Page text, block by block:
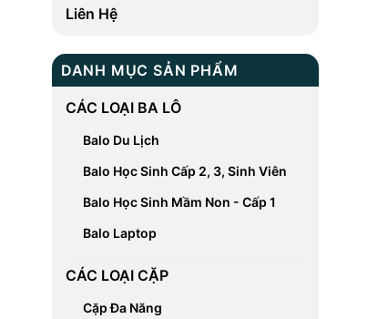
Liên Hệ
DANH MỤC SẢN PHẨM
CÁC LOẠI BA LÔ
Balo Du Lịch
Balo Học Sinh Cấp 2, 3, Sinh Viên
Balo Học Sinh Mầm Non - Cấp 1
Balo Laptop
CÁC LOẠI CẶP
Cặp Đa Năng